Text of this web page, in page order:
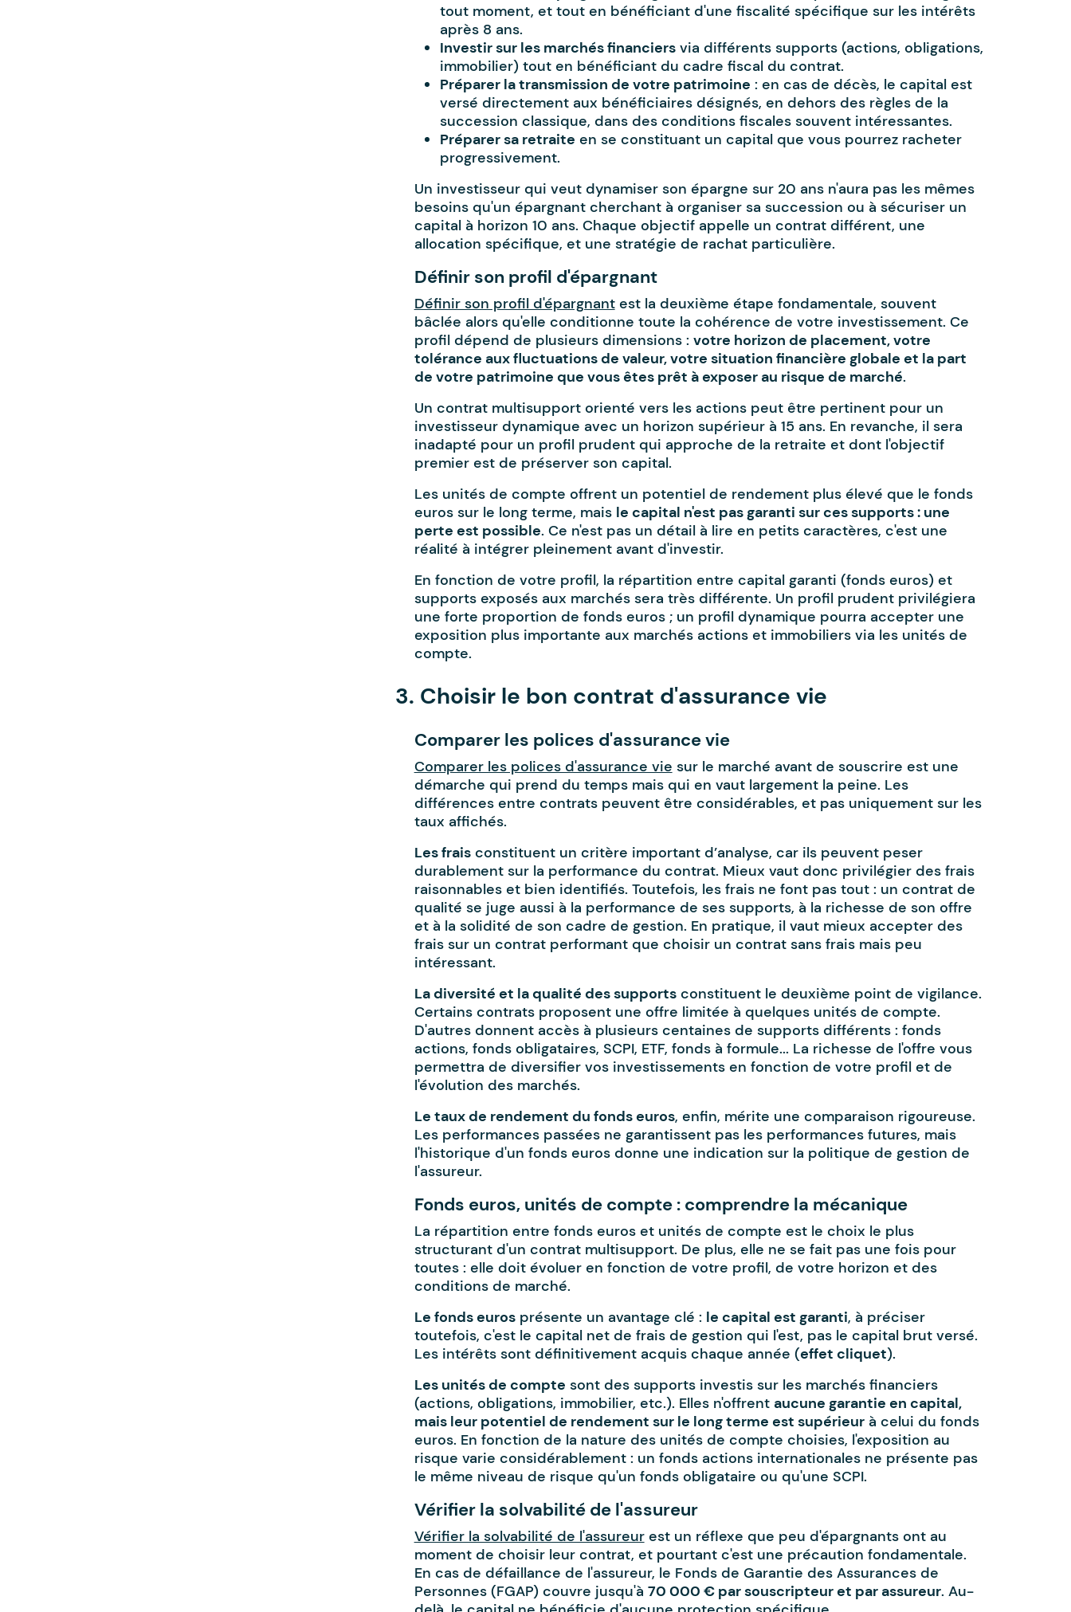
tout moment, et tout en bénéficiant d'une fiscalité spécifique sur les intérêts
après 8 ans.
Investir sur les marchés financiersvia différents supports (actions, obligations,
immobilier) tout en bénéficiant du cadre fiscal du contrat.
Préparer la transmission de votre patrimoine : en cas de décès, le capital est
versé directement aux bénéficiaires désignés, en dehors des règles de la
succession classique, dans des conditions fiscales souvent intéressantes.
Préparer sa retraite en se constituant un capital que vous pourrez racheter
progressivement.
Un investisseur qui veut dynamiser son épargne sur 20 ans n'aura pas les mêmes
besoins qu'un épargnant cherchant à organiser sa succession ou à sécuriser un
capital à horizon 10 ans. Chaque objectif appelle un contrat différent, une
allocation spécifique, et une stratégie de rachat particulière.
Définir son profil d'épargnant
Définir son profil d'épargnantest la deuxième étape fondamentale, souvent
bâclée alors qu'elle conditionne toute la cohérence de votre investissement. Ce
profil dépend de plusieurs dimensions : votre horizon de placement, votre
tolérance aux fluctuations de valeur, votre situation financière globale et la part
de votre patrimoine que vous êtes prêt à exposer au risque de marché.
Un contrat multisupport orienté vers les actions peut être pertinent pour un
investisseur dynamique avec un horizon supérieur à 15 ans. En revanche, il sera
inadapté pour un profil prudent qui approche de la retraite et dont l'objectif
premier est de préserver son capital.
Les unités de compte offrent un potentiel de rendement plus élevé que le fonds
euros sur le long terme, mais le capital n'est pas garanti sur ces supports : une
perte est possible. Ce n'est pas un détail à lire en petits caractères, c'est une
réalité à intégrer pleinement avant d'investir.
En fonction de votre profil, la répartition entre capital garanti (fonds euros) et
supports exposés aux marchés sera très différente. Un profil prudent privilégiera
une forte proportion de fonds euros ; un profil dynamique pourra accepter une
exposition plus importante aux marchés actions et immobiliers via les unités de
compte.
3. Choisir le bon contrat d'assurance vie
Comparer les polices d'assurance vie
Comparer les polices d'assurance vie sur le marché avant de souscrire est une
démarche qui prend du temps mais qui en vaut largement la peine. Les
différences entre contrats peuvent être considérables, et pas uniquement sur les
taux affichés.
Les fraisconstituent un critère important d’analyse, car ils peuvent peser
durablement sur la performance du contrat. Mieux vaut donc privilégier des frais
raisonnables et bien identifiés. Toutefois, les frais ne font pas tout : un contrat de
qualité se juge aussi à la performance de ses supports, à la richesse de son offre
et à la solidité de son cadre de gestion. En pratique, il vaut mieux accepter des
frais sur un contrat performant que choisir un contrat sans frais mais peu
intéressant.
La diversité et la qualité des supportsconstituent le deuxième point de vigilance.
Certains contrats proposent une offre limitée à quelques unités de compte.
D'autres donnent accès à plusieurs centaines de supports différents : fonds
actions, fonds obligataires, SCPI, ETF, fonds à formule... La richesse de l'offre vous
permettra de diversifier vos investissements en fonction de votre profil et de
l'évolution des marchés.
Le taux de rendement du fonds euros, enfin, mérite une comparaison rigoureuse.
Les performances passées ne garantissent pas les performances futures, mais
l'historique d'un fonds euros donne une indication sur la politique de gestion de
l'assureur.
Fonds euros, unités de compte : comprendre la mécanique
La répartition entre fonds euros et unités de compte est le choix le plus
structurant d'un contrat multisupport. De plus, elle ne se fait pas une fois pour
toutes : elle doit évoluer en fonction de votre profil, de votre horizon et des
conditions de marché.
Le fonds eurosprésente un avantage clé : le capital est garanti, à préciser
toutefois, c'est le capital net de frais de gestion qui l'est, pas le capital brut versé.
Les intérêts sont définitivement acquis chaque année (effet cliquet).
Les unités de compte sont des supports investis sur les marchés financiers
(actions, obligations, immobilier, etc.). Elles n'offrent aucune garantie en capital,
mais leur potentiel de rendement sur le long terme est supérieurà celui du fonds
euros. En fonction de la nature des unités de compte choisies, l'exposition au
risque varie considérablement : un fonds actions internationales ne présente pas
le même niveau de risque qu'un fonds obligataire ou qu'une SCPI.
Vérifier la solvabilité de l'assureur
Vérifier la solvabilité de l'assureurest un réflexe que peu d'épargnants ont au
moment de choisir leur contrat, et pourtant c'est une précaution fondamentale.
En cas de défaillance de l'assureur, le Fonds de Garantie des Assurances de
Personnes (FGAP) couvre jusqu'à 70 000 € par souscripteur et par assureur. Au-